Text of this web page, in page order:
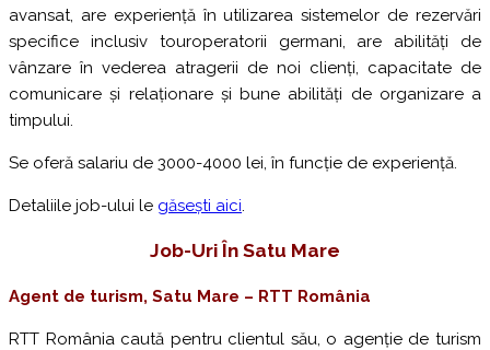
avansat, are experiență în utilizarea sistemelor de rezervări
specifice inclusiv touroperatorii germani, are abilități de
vânzare în vederea atragerii de noi clienți, capacitate de
comunicare și relaționare și bune abilități de organizare a
timpului.
Se oferă salariu de 3000-4000 lei, în funcție de experiență.
Detaliile job-ului le găsești aici.
Job-Uri În Satu Mare
Agent de turism, Satu Mare – RTT România
RTT România caută pentru clientul său, o agenție de turism